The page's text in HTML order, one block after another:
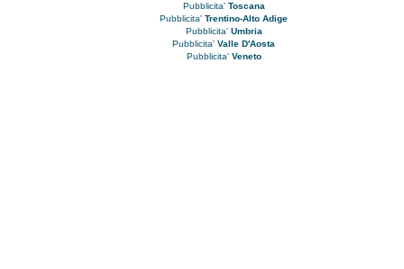
Pubblicita' Toscana
Pubblicita' Trentino-Alto Adige
Pubblicita' Umbria
Pubblicita' Valle D'Aosta
Pubblicita' Veneto